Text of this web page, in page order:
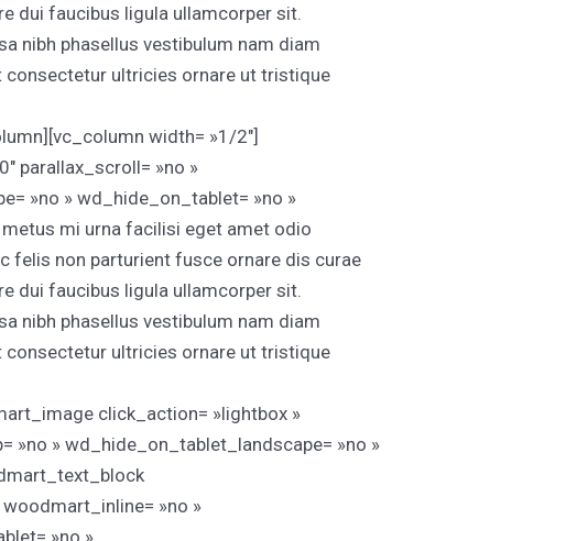
dui faucibus ligula ullamcorper sit.
nibh phasellus vestibulum nam diam
ultricies ornare ut tristique
width= »1/2″]
parallax_scroll= »no »
»no » wd_hide_on_tablet= »no »
mi urna facilisi eget amet odio
felis non parturient fusce ornare dis curae
dui faucibus ligula ullamcorper sit.
nibh phasellus vestibulum nam diam
ultricies ornare ut tristique
click_action= »lightbox »
»no » wd_hide_on_tablet_landscape= »no »
»no »
»no »